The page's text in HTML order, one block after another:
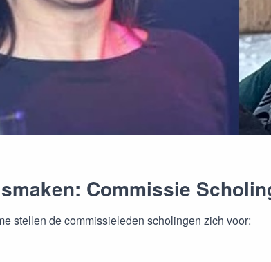
Commissie
stellen de commissieleden scholingen zich voor: